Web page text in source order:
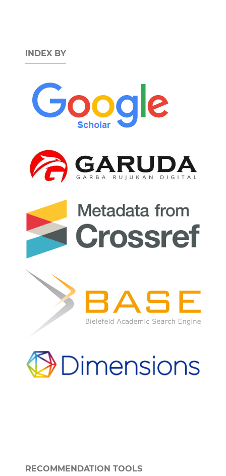
INDEX BY
RECOMMENDATION TOOLS